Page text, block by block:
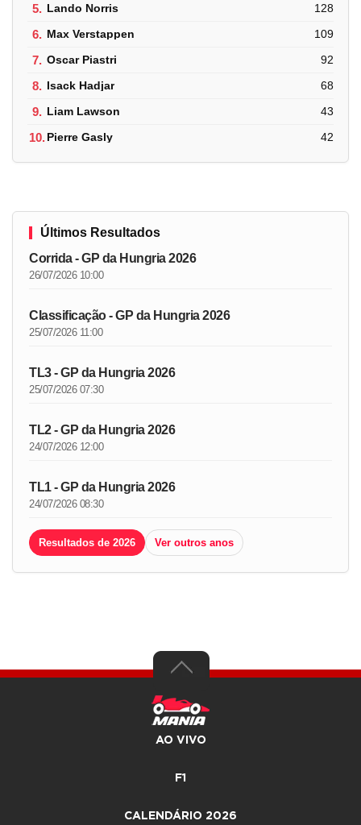
5. Lando Norris 128
6. Max Verstappen 109
7. Oscar Piastri 92
8. Isack Hadjar 68
9. Liam Lawson 43
10.Pierre Gasly 42
Últimos Resultados
Corrida - GP da Hungria 2026
26/07/2026 10:00
Classificação - GP da Hungria 2026
25/07/2026 11:00
TL3 - GP da Hungria 2026
25/07/2026 07:30
TL2 - GP da Hungria 2026
24/07/2026 12:00
TL1 - GP da Hungria 2026
24/07/2026 08:30
Resultados de 2026 Ver outros anos
AO VIVO
F1
CALENDÁRIO 2026